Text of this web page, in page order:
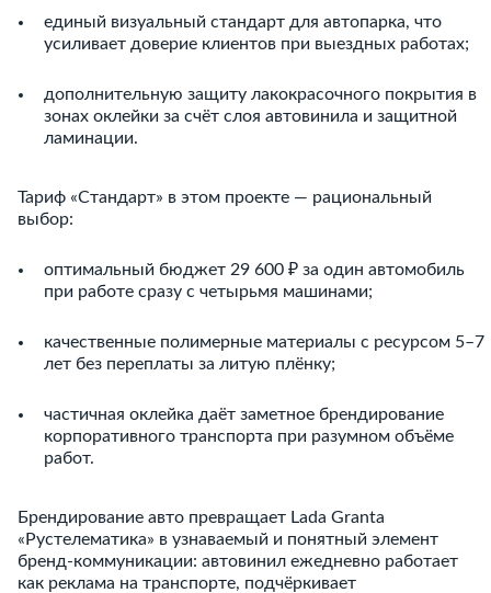
единый визуальный стандарт для автопарка, что
усиливает доверие клиентов при выездных работах;
дополнительную защиту лакокрасочного покрытия в
зонах оклейки за счёт слоя автовинила и защитной
ламинации.
Тариф «Стандарт» в этом проекте — рациональный
выбор:
оптимальный бюджет 29 600 ₽ за один автомобиль
при работе сразу с четырьмя машинами;
качественные полимерные материалы с ресурсом 5–7
лет без переплаты за литую плёнку;
частичная оклейка даёт заметное брендирование
корпоративного транспорта при разумном объёме
работ.
Брендирование авто превращает Lada Granta
«Рустелематика» в узнаваемый и понятный элемент
бренд-коммуникации: автовинил ежедневно работает
как реклама на транспорте, подчёркивает